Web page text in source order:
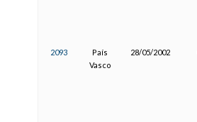
2093
País
Vasco
28/05/2002